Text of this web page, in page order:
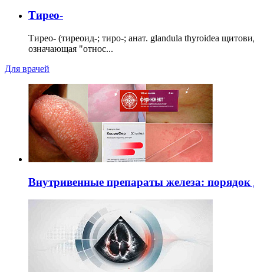
Тирео-
Тирео- (тиреоид-; тиро-; анат. glandula thyroidea
означающая "относ...
Для врачей
Внутривенные препараты железа: